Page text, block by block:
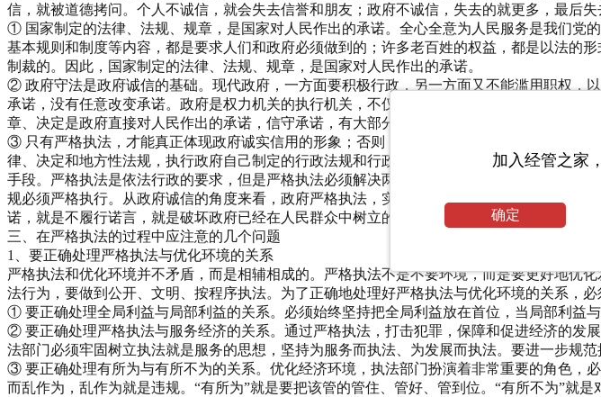
信，就被道德拷问。个人不诚信，就会失去信誉和朋友；政府不诚信，失去的就更多，最后失
① 国家制定的法律、法规、规章，是国家对人民作出的承诺。全心全意为人民服务是我们党
基本规则和制度等内容，都是要求人们和政府必须做到的；许多老百姓的权益，都是以法的
制裁的。因此，国家制定的法律、法规、规章，是国家对人民作出的承诺。
② 政府守法是政府诚信的基础。现代政府，一方面要积极行政，另一方面又不能滥用职权，
承诺，没有任意改变承诺。政府是权力机关的执行机关，不仅无权改变国家和地方权力机关
章、决定是政府直接对人民作出的承诺，信守承诺，有大部分内容就是守法。
③ 只有严格执法，才能真正体现政府诚实信用的形象；否则，国家和政府对人民作出的承诺
律、决定和地方性法规，执行政府自己制定的行政法规和行政规章。这些国家和政府的承诺
手段。严格执法是依法行政的要求，但是严格执法必须解决两个问题，一个是所执行的“法”
规必须严格执行。从政府诚信的角度来看，政府严格执法，实际上是代表国家在认真履行诺
诺，就是不履行诺言，就是破坏政府已经在人民群众中树立的诚实信用形象。
三、在严格执法的过程中应注意的几个问题
1、要正确处理严格执法与优化环境的关系
严格执法和优化环境并不矛盾，而是相辅相成的。严格执法不是不要环境，而是要更好地优
法行为，要做到公开、文明、按程序执法。为了正确地处理好严格执法与优化环境的关系，必
① 要正确处理全局利益与局部利益的关系。必须始终坚持把全局利益放在首位，当局部利益
② 要正确处理严格执法与服务经济的关系。通过严格执法，打击犯罪，保障和促进经济的发
法部门必须牢固树立执法就是服务的思想，坚持为服务而执法、为发展而执法。要进一步规
③ 要正确处理有所为与有所不为的关系。优化经济环境，执法部门扮演着非常重要的角色，
而乱作为，乱作为就是违规。“有所为”就是要把该管的管住、管好、管到位。“有所不为”就
加入经管之家
确定